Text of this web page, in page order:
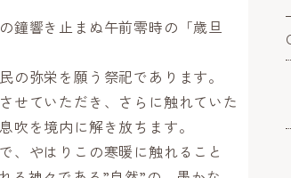
鐘響き止まぬ午前零時の「歳旦
の弥栄を願う祭祀であります。
せていただき、さらに触れていた
吹を境内に解き放ちます。
、やはりこの寒暖に触れること